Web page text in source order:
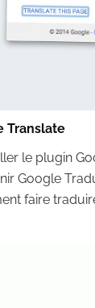
Translate
le plugin
Google
faire